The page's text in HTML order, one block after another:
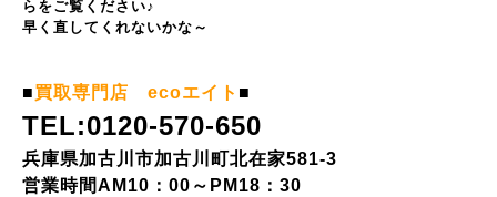
らをご覧ください♪
早く直してくれないかな～
■買取専門店 ecoエイト ■
TEL:0120-570-650
兵庫県加古川市加古川町北在家581-3
営業時間AM10：00～PM18：30